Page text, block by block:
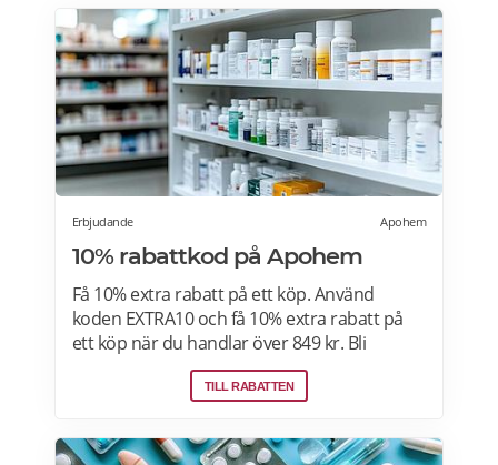
övergångsålder/male andropause). Maxulin
är INTE ett läkemedel eller ett
testosterontillskott (testosterontillskott kan
endast få hos läkaren). Läs mer om Maxulin
erbjudanden här och prova för bara 99
kr>>>
Erbjudande Apohem
10% rabattkod på Apohem
Få 10% extra rabatt på ett köp. Använd
koden EXTRA10 och få 10% extra rabatt på
ett köp när du handlar över 849 kr. Bli
medlem i Club Apohem och få 15% rabatt på
ditt första köp om du handlar för 299 kr.
TILL RABATTEN